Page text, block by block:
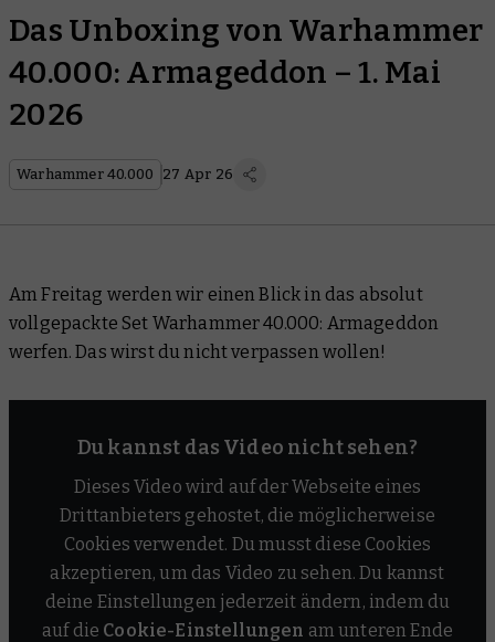
Das Unboxing von Warhammer
40.000: Armageddon – 1. Mai
2026
Warhammer 40.000 27 Apr 26
Am Freitag werden wir einen Blick in das absolut
vollgepackte Set Warhammer 40.000: Armageddon
werfen. Das wirst du nicht verpassen wollen!
Du kannst das Video nicht sehen?
Dieses Video wird auf der Webseite eines
Drittanbieters gehostet, die möglicherweise
Cookies verwendet. Du musst diese Cookies
akzeptieren, um das Video zu sehen. Du kannst
deine Einstellungen jederzeit ändern, indem du
auf die Cookie-Einstellungen am unteren Ende